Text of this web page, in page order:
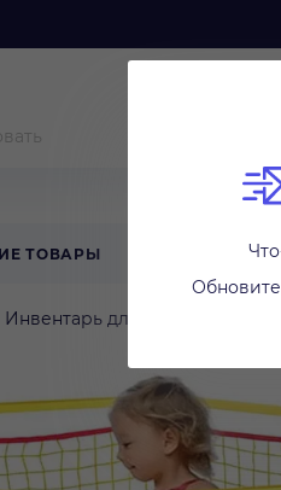
ТОВАРЫ ТЕХНИКА
Инвентарь для подвижных игр